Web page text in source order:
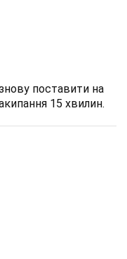
поставити на
15 хвилин.